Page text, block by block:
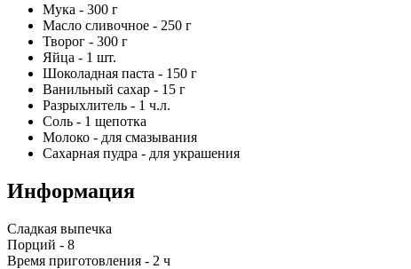
Мука - 300 г
Масло сливочное - 250 г
Творог - 300 г
Яйца - 1 шт.
Шоколадная паста - 150 г
Ванильный сахар - 15 г
Разрыхлитель - 1 ч.л.
Соль - 1 щепотка
Молоко - для смазывания
Сахарная пудра - для украшения
Информация
Сладкая выпечка
Порций - 8
Время приготовления - 2 ч